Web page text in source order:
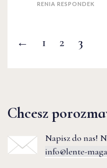
RENIA RESPONDEK
← 1 2 3
Chcesz
Napisz do nas!
info@lente-